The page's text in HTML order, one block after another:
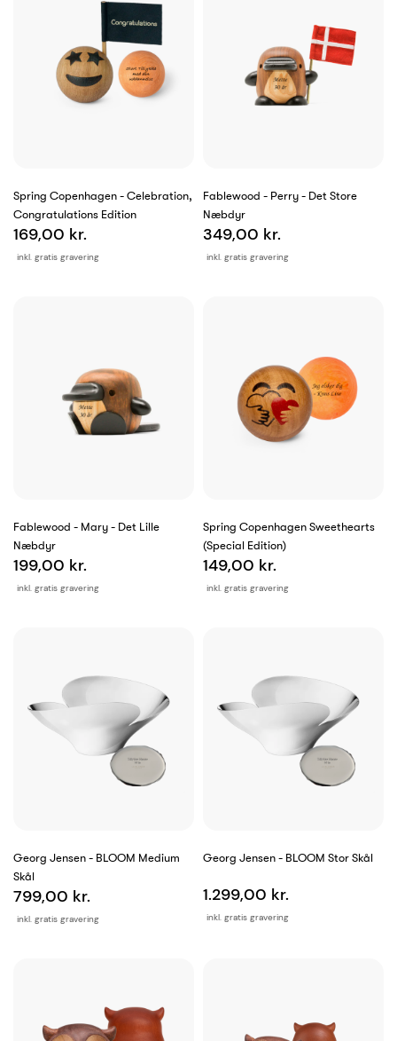
Spring Copenhagen - Celebration,
Congratulations Edition
inkl. gratis gravering
169,00 kr.
Fablewood - Perry - Det Store
Næbdyr
inkl. gratis gravering
349,00 kr.
Fablewood - Mary - Det Lille
Næbdyr
inkl. gratis gravering
199,00 kr.
Spring Copenhagen Sweethearts
(Special Edition)
inkl. gratis gravering
149,00 kr.
Georg Jensen - BLOOM Medium
Skål
inkl. gratis gravering
799,00 kr.
Georg Jensen - BLOOM Stor Skål
inkl. gratis gravering
1.299,00 kr.